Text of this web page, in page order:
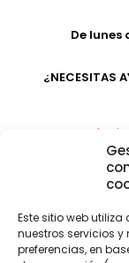
Este sitio web
nuestros servicios
preferencias, en
De lunes
¿NECESITAS